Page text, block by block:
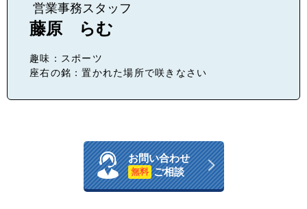
営業事務スタッフ
藤原 らむ
趣味：スポーツ
座右の銘：置かれた場所で咲きなさい
お問い合わせ
無料 ご相談